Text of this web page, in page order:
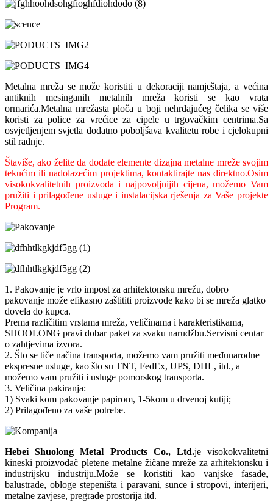
Metalna mreža se može koristiti u dekoraciji namještaja, a većina
antiknih mesinganih metalnih mreža koristi se kao vrata
ormarića.Metalna mrežasta ploča u boji nehrđajućeg čelika se više
koristi za police za vrećice za cipele u trgovačkim centrima.Sa
osvjetljenjem svjetla dodatno poboljšava kvalitetu robe i cjelokupni
stil radnje.
Štaviše, ako želite da dodate elemente dizajna metalne mreže svojim
tekućim ili nadolazećim projektima, kontaktirajte nas direktno.Osim
visokokvalitetnih proizvoda i najpovoljnijih cijena, možemo Vam
pružiti i prilagođene usluge i instalacijska rješenja za Vaše projekte
Program.
1. Pakovanje je vrlo impost za arhitektonsku mrežu, dobro
pakovanje može efikasno zaštititi proizvode kako bi se mreža glatko
dovela do kupca.
Prema različitim vrstama mreža, veličinama i karakteristikama,
SHOOLONG pravi dobar paket za svaku narudžbu.Servisni centar
o zahtjevima izvora.
2. Što se tiče načina transporta, možemo vam pružiti međunarodne
ekspresne usluge, kao što su TNT, FedEx, UPS, DHL, itd., a
možemo vam pružiti i usluge pomorskog transporta.
3. Veličina pakiranja:
1) Svaki kom pakovanje papirom, 1-5kom u drvenoj kutiji;
2) Prilagođeno za vaše potrebe.
Hebei Shuolong Metal Products Co., Ltd.je visokokvalitetni
kineski proizvođač pletene metalne žičane mreže za arhitektonsku i
industrijsku industriju.Može se koristiti kao vanjske fasade,
balustrade, obloge stepeništa i paravani, sunce i stropovi, interijeri,
metalne zavjese, pregrade prostorija itd.